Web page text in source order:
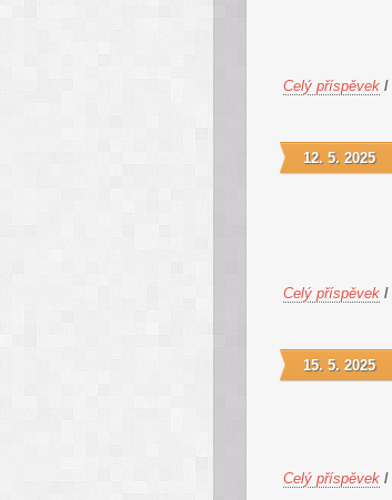
Celý příspěvek /
12. 5. 2025
Celý příspěvek /
15. 5. 2025
Celý příspěvek /